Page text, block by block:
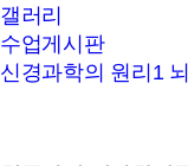
갤러리
수업게시판
신경과학의 원리1